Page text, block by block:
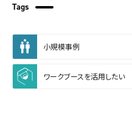
Tags
小規模事例
ワークブースを活用したい